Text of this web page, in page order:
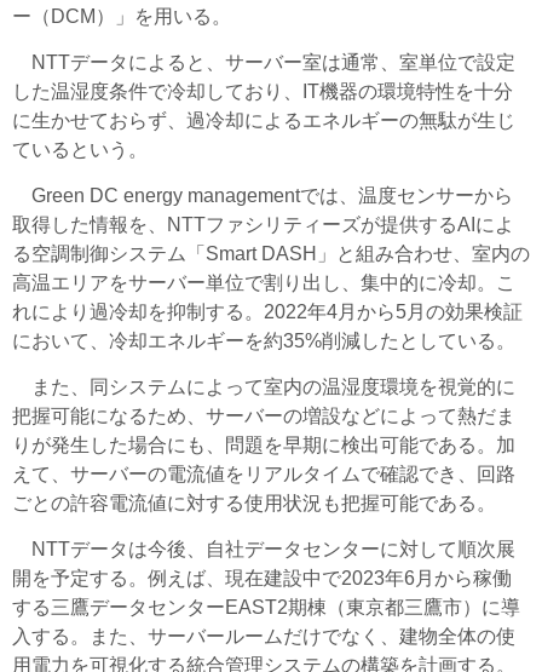
ー（DCM）」を用いる。
NTTデータによると、サーバー室は通常、室単位で設定
した温湿度条件で冷却しており、IT機器の環境特性を十分
に生かせておらず、過冷却によるエネルギーの無駄が生じ
ているという。
Green DC energy managementでは、温度センサーから
取得した情報を、NTTファシリティーズが提供するAIによ
る空調制御システム「Smart DASH」と組み合わせ、室内の
高温エリアをサーバー単位で割り出し、集中的に冷却。こ
れにより過冷却を抑制する。2022年4月から5月の効果検証
において、冷却エネルギーを約35%削減したとしている。
また、同システムによって室内の温湿度環境を視覚的に
把握可能になるため、サーバーの増設などによって熱だま
りが発生した場合にも、問題を早期に検出可能である。加
えて、サーバーの電流値をリアルタイムで確認でき、回路
ごとの許容電流値に対する使用状況も把握可能である。
NTTデータは今後、自社データセンターに対して順次展
開を予定する。例えば、現在建設中で2023年6月から稼働
する三鷹データセンターEAST2期棟（東京都三鷹市）に導
入する。また、サーバールームだけでなく、建物全体の使
用電力を可視化する統合管理システムの構築を計画する。